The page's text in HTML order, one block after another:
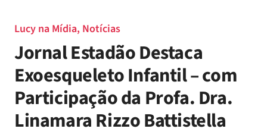
Lucy na Mídia, Notícias
Jornal Estadão Destaca
Exoesqueleto Infantil – com
Participação da Profa. Dra.
Linamara Rizzo Battistella